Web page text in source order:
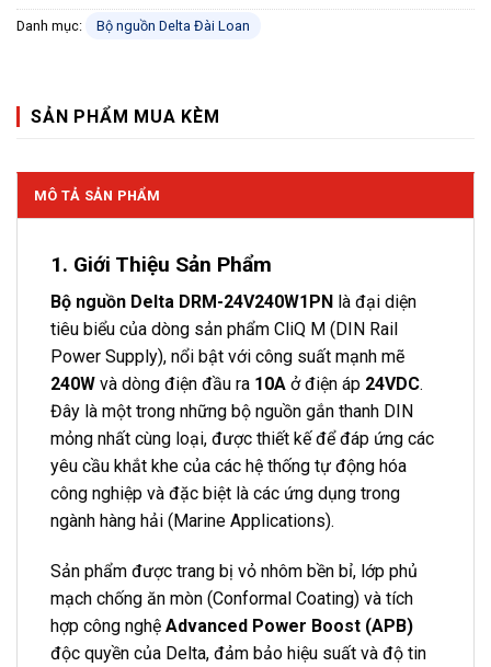
Danh mục: Bộ nguồn Delta Đài Loan
SẢN PHẨM MUA KÈM
MÔ TẢ SẢN PHẨM
1. Giới Thiệu Sản Phẩm
Bộ nguồn Delta DRM-24V240W1PN là đại diện
tiêu biểu của dòng sản phẩm CliQ M (DIN Rail
Power Supply), nổi bật với công suất mạnh mẽ
240W và dòng điện đầu ra 10A ở điện áp 24VDC.
Đây là một trong những bộ nguồn gắn thanh DIN
mỏng nhất cùng loại, được thiết kế để đáp ứng các
yêu cầu khắt khe của các hệ thống tự động hóa
công nghiệp và đặc biệt là các ứng dụng trong
ngành hàng hải (Marine Applications).
Sản phẩm được trang bị vỏ nhôm bền bỉ, lớp phủ
mạch chống ăn mòn (Conformal Coating) và tích
hợp công nghệ Advanced Power Boost (APB)
độc quyền của Delta, đảm bảo hiệu suất và độ tin